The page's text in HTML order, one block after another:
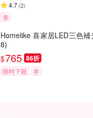
4.7(2)
券
Homelike 喜家居LED三色
8)
$765 86折
限時下殺 券